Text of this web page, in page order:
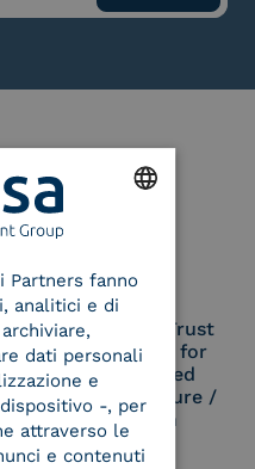
eIDAS Qualified Trust
Service Provider for
Remote Qualified
Electronic Signature /
Seal Creation
ITALIAN
Partners fanno
analitici e di
dati personali
e
-, per
attraverso le
e contenuti